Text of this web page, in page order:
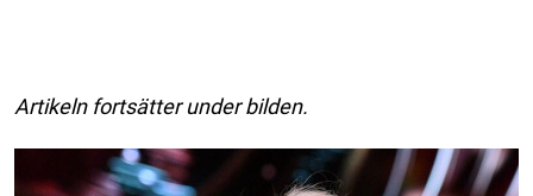
Artikeln fortsätter under bilden.